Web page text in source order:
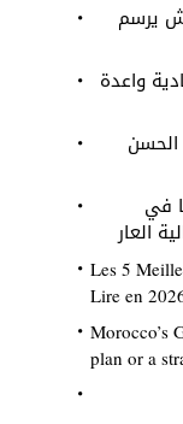
يرسم
واعدة
الحسن
في
العار
Les 5
Lire en
Morocco’s
plan or a